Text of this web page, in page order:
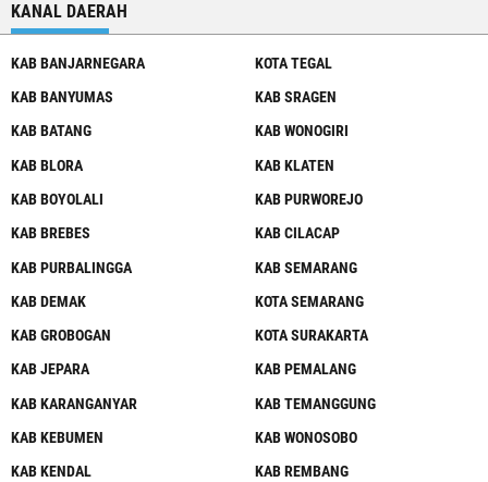
KANAL DAERAH
KAB BANJARNEGARA
KAB BANYUMAS
KAB BATANG
KAB BLORA
KAB BOYOLALI
KAB BREBES
KAB PURBALINGGA
KAB DEMAK
KAB GROBOGAN
KAB JEPARA
KAB KARANGANYAR
KAB KEBUMEN
KAB KENDAL
KOTA TEGAL
KAB SRAGEN
KAB WONOGIRI
KAB KLATEN
KAB PURWOREJO
KAB CILACAP
KAB SEMARANG
KOTA SEMARANG
KOTA SURAKARTA
KAB PEMALANG
KAB TEMANGGUNG
KAB WONOSOBO
KAB REMBANG